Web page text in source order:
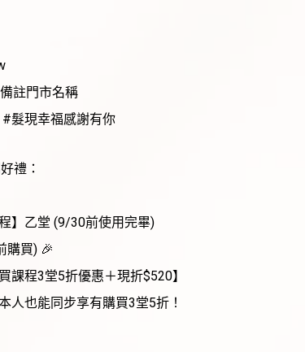
註門市名稱
髮現幸福感謝有你
禮：
】乙堂 (9/30前使用完畢)
購買) 🎉
課程3堂5折優惠＋現折$520】
人也能同步享有購買3堂5折！